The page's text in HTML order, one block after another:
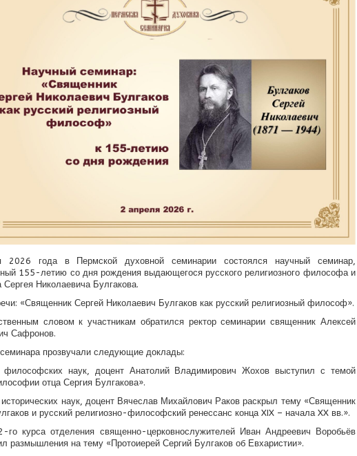
2026 года в Пермской духовной семинарии состоялся научный семинар,
155-летию со дня рождения выдающегося русского религиозного философа и
Сергея Николаевича Булгакова.
«Священник Сергей Николаевич Булгаков как русский религиозный философ».
словом к участникам обратился ректор семинарии священник Алексей
Сафронов.
прозвучали следующие доклады:
философских наук, доцент Анатолий Владимирович Жохов выступил с темой
отца Сергия Булгакова».
исторических наук, доцент Вячеслав Михайлович Раков раскрыл тему «Священник
и русский религиозно-философский ренессанс конца XIX – начала XX вв.».
го курса отделения священно-церковнослужителей Иван Андреевич Воробьёв
размышления на тему «Протоиерей Сергий Булгаков об Евхаристии».